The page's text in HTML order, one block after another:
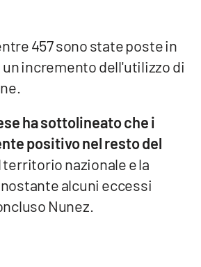
457 sono state poste in
incremento dell'utilizzo di
ha sottolineato che i
positivo nel resto del
nazionale e la
alcuni eccessi
Nunez.